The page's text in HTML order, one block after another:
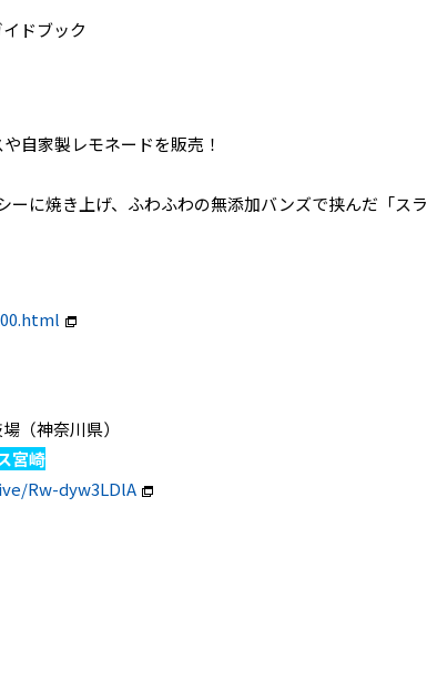
ドブック
自家製レモネードを販売！
に焼き上げ、ふわふわの無添加バンズで挟んだ「スラ
（神奈川県）
宮崎
Rw-dyw3LDlA